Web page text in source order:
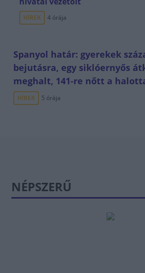
HÍREK 4 órája
Spanyol határ: gyerekek
bejutásra, egy siklóernyős
meghalt, 141-re nőtt a
HÍREK 5 órája
NÉPSZERŰ